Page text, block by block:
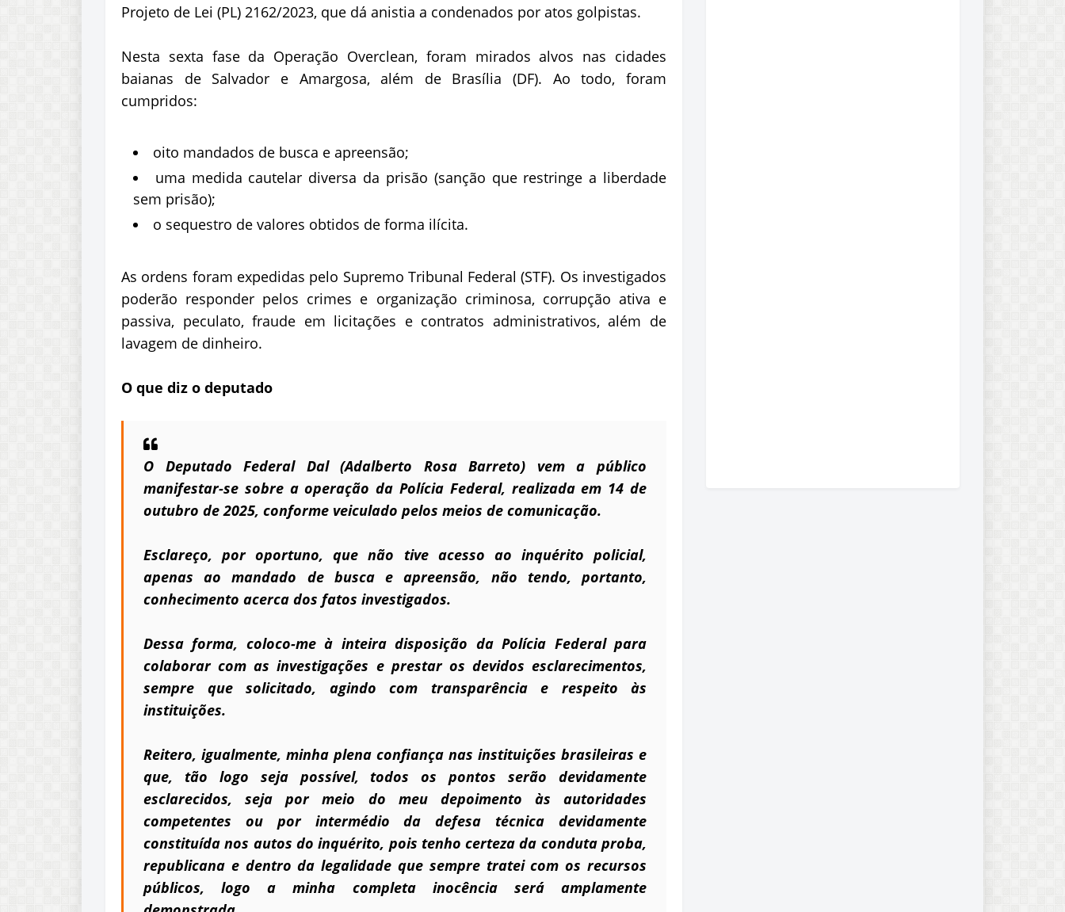
Projeto de Lei (PL) 2162/2023, que dá anistia a condenados por atos golpistas.
Nesta sexta fase da Operação Overclean, foram mirados alvos nas cidades
baianas de Salvador e Amargosa, além de Brasília (DF). Ao todo, foram
cumpridos:
oito mandados de busca e apreensão;
uma medida cautelar diversa da prisão (sanção que restringe a liberdade
sem prisão);
o sequestro de valores obtidos de forma ilícita.
As ordens foram expedidas pelo Supremo Tribunal Federal (STF). Os investigados
poderão responder pelos crimes e organização criminosa, corrupção ativa e
passiva, peculato, fraude em licitações e contratos administrativos, além de
lavagem de dinheiro.
O que diz o deputado
O Deputado Federal Dal (Adalberto Rosa Barreto) vem a público
manifestar-se sobre a operação da Polícia Federal, realizada em 14 de
outubro de 2025, conforme veiculado pelos meios de comunicação.
Esclareço, por oportuno, que não tive acesso ao inquérito policial,
apenas ao mandado de busca e apreensão, não tendo, portanto,
conhecimento acerca dos fatos investigados.
Dessa forma, coloco-me à inteira disposição da Polícia Federal para
colaborar com as investigações e prestar os devidos esclarecimentos,
sempre que solicitado, agindo com transparência e respeito às
instituições.
Reitero, igualmente, minha plena confiança nas instituições brasileiras e
que, tão logo seja possível, todos os pontos serão devidamente
esclarecidos, seja por meio do meu depoimento às autoridades
competentes ou por intermédio da defesa técnica devidamente
constituída nos autos do inquérito, pois tenho certeza da conduta proba,
republicana e dentro da legalidade que sempre tratei com os recursos
públicos, logo a minha completa inocência será amplamente